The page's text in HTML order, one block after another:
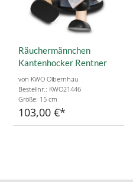
Räuchermännchen
Kantenhocker Rentner
von KWO Olbernhau
Bestellnr.: KWO21446
Größe: 15 cm
103,00 €